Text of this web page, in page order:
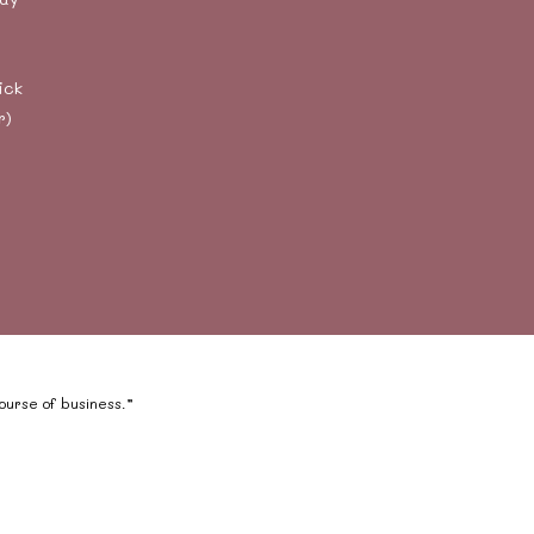
of business.”